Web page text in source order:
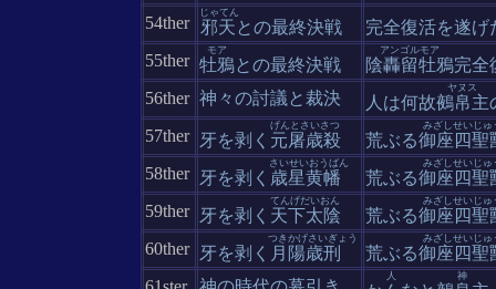
54ther
邪天
じゃてん
との最終決戦
完全復活を遂げ
55ther 牡鴉
モア
との最終決戦 陰轟留牡鴉
アンゴルモア
完全
56ther 神々の討議と裁決 人は何故鵺帛主
ヤヌス
57ther
牙を剥く 元屠歳殺
げんとさいさつ
荒ぶる御座四聖
みざしせいじゅ
58ther 牙を剥く 歳星黄幡
さいせいおうばん
荒ぶる御座四聖
みざしせいじゅ
59ther 牙を剥く 天下太陰
てんげだいおん
荒ぶる御座四聖
みざしせいじゅ
60ther 牙を剥く 月陽歳刑
つきかげさいぎょう
荒ぶる御座四聖
みざしせいじゅ
人 神